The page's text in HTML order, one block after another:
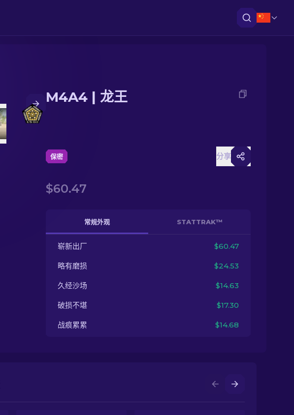
M4A4 | 龙王
保密 分享
$60.47
常规外观 STATTRAK™
崭新出厂 $60.47
略有磨损 $24.53
久经沙场 $14.63
破损不堪 $17.30
战痕累累 $14.68